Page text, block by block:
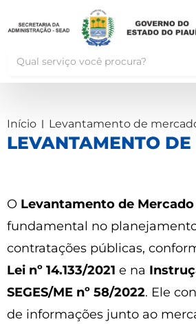
Início Levantamento de
LEVANTAMENTO
O Levantamento de Mercado
fundamental no
contratações públicas,
Lei nº 14.133/2021 e na
SEGES/ME nº 58/2022. Ele
de informações junto ao